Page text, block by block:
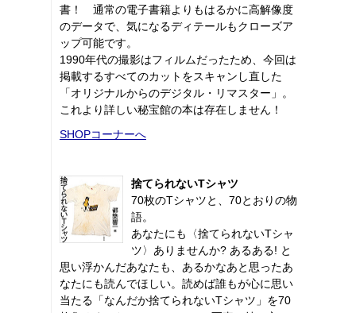
書！ 通常の電子書籍よりもはるかに高解像度
のデータで、気になるディテールもクローズア
ップ可能です。
1990年代の撮影はフィルムだったため、今回は
掲載するすべてのカットをスキャンし直した
「オリジナルからのデジタル・リマスター」。
これより詳しい秘宝館の本は存在しません！
SHOPコーナーへ
捨てられないTシャツ
70枚のTシャツと、70とおりの物
語。
あなたにも〈捨てられないTシャ
ツ〉ありませんか? あるある! と
思い浮かんだあなたも、あるかなあと思ったあ
なたにも読んでほしい。読めば誰もが心に思い
当たる「なんだか捨てられないTシャツ」を70